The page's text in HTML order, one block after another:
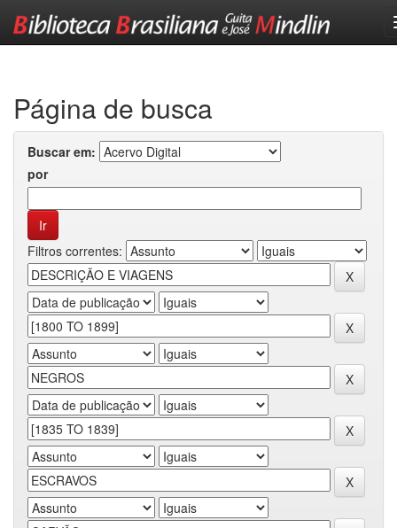
Página de busca
Buscar em:
por
Filtros correntes: